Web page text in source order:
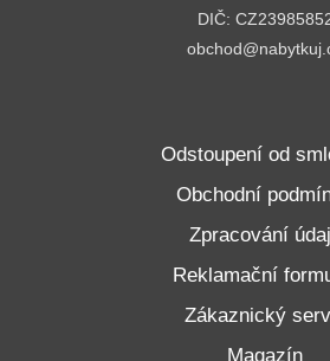
DIČ:
Odstoupení od
Obchodní
Zpracování
Reklamační
Zákaznický
Magazín